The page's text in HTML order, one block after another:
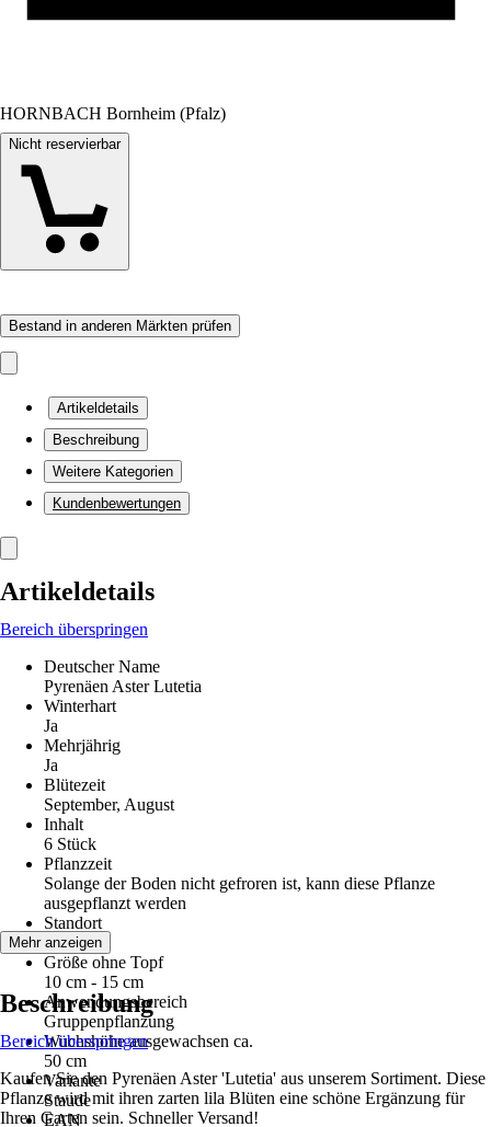
HORNBACH Bornheim (Pfalz)
Nicht reservierbar
Bestand in anderen Märkten prüfen
Artikeldetails
Beschreibung
Weitere Kategorien
Kundenbewertungen
Artikeldetails
Bereich überspringen
Deutscher Name
Pyrenäen Aster Lutetia
Winterhart
Ja
Mehrjährig
Ja
Blütezeit
September, August
Inhalt
6 Stück
Pflanzzeit
Solange der Boden nicht gefroren ist, kann diese Pflanze
ausgepflanzt werden
Standort
Sonne
Größe ohne Topf
10 cm - 15 cm
Anwendungsbereich
Gruppenpflanzung
Wuchshöhe ausgewachsen ca.
50 cm
Variante
Staude
EAN
Mehr anzeigen
Beschreibung
Bereich überspringen
Kaufen Sie den Pyrenäen Aster 'Lutetia' aus unserem Sortiment. Diese
Pflanze wird mit ihren zarten lila Blüten eine schöne Ergänzung für
Ihren Garten sein. Schneller Versand!